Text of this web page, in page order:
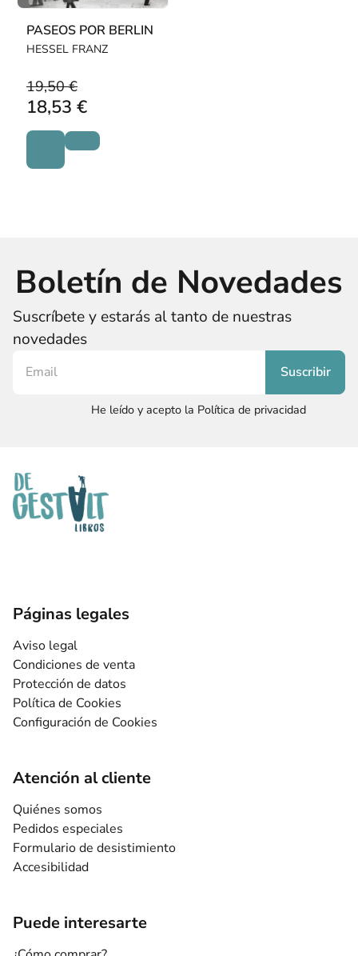
PASEOS POR BERLIN
HESSEL FRANZ
19,50 €
18,53 €
Boletín de Novedades
Suscríbete y estarás al tanto de nuestras
novedades
He leído y acepto la Política de privacidad
Páginas legales
Aviso legal
Condiciones de venta
Protección de datos
Política de Cookies
Configuración de Cookies
Atención al cliente
Quiénes somos
Pedidos especiales
Formulario de desistimiento
Accesibilidad
Puede interesarte